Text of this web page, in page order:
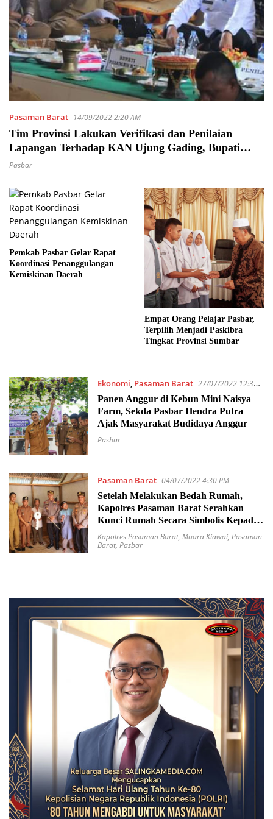
Pasaman Barat 14/09/2022 2:20 AM
Tim Provinsi Lakukan Verifikasi dan Penilaian
Lapangan Terhadap KAN Ujung Gading, Bupati
Hamsuardi: Ini KAN istimewa di Pasbar
Pasbar
Pemkab Pasbar Gelar Rapat
Koordinasi Penanggulangan
Kemiskinan Daerah
Empat Orang Pelajar Pasbar,
Terpilih Menjadi Paskibra
Tingkat Provinsi Sumbar
Ekonomi Pasaman Barat 27/07/2022 12:32
AM
Panen Anggur di Kebun Mini Naisya
Farm, Sekda Pasbar Hendra Putra
Ajak Masyarakat Budidaya Anggur
Pasbar
Pasaman Barat 04/07/2022 4:30 PM
Setelah Melakukan Bedah Rumah,
Kapolres Pasaman Barat Serahkan
Kunci Rumah Secara Simbolis Kepada
Ibu Darma
Kapolres Pasaman Barat, Muara Kiawai, Pasaman
Barat, Pasbar